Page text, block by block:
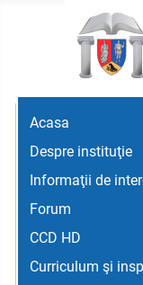
Acasa
Despre instituţie
Informaţii de
Forum
CCD HD
Curriculum şi